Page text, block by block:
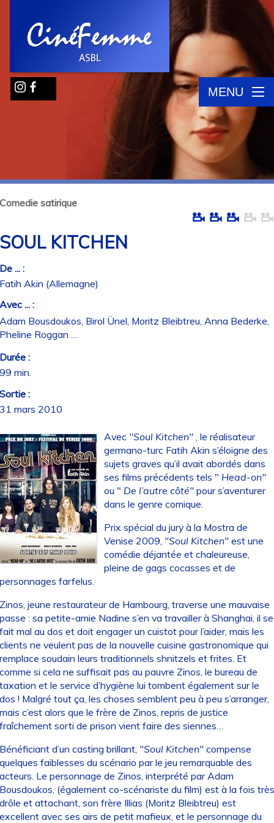
MENU
satirique
KITCHEN
... :
Akin (Allemagne)
... :
Bousdoukos, Birol Ünel, Moritz Bleibtreu, Anna Bederke,
Roggan …
:
min.
:
mars 2010
Avec "Soul Kitchen" , le réalisateur
germano-turc Fatih Akin s’éloigne des
sujets graves qu’il avait abordés dans
ses films précédents tels " Head-on"
ou " De l’autre côté" pour s’aventurer
dans le genre comique.
Prix spécial du jury à la Mostra de
Venise 2009, "Soul Kitchen" est une
comédie déjantée et chaleureuse,
pleine de gags cocasses et de
farfelus.
jeune restaurateur de Hambourg, traverse une mauvaise
: sa petite-amie Nadine s’en va travailler à Shanghai, il se
mal au dos et doit engager un cuistot pour l’aider, mais les
ne veulent pas de la nouvelle cuisine gastronomique qui
soudain leurs traditionnels shnitzels et frites. Et
si cela ne suffisait pas au pauvre Zinos, le bureau de
et le service d’hygiène lui tombent également sur le
! Malgré tout ça, les choses semblent peu à peu s’arranger,
c’est alors que le frère de Zinos, repris de justice
sorti de prison vient faire des siennes…
d’un casting brillant, "Soul Kitchen" compense
faiblesses du scénario par le jeu remarquable des
Le personnage de Zinos, interprété par Adam
(également co-scénariste du film) est à la fois très
et attachant, son frère Illias (Moritz Bleibtreu) est
avec ses airs de petit mafieux, et le personnage du